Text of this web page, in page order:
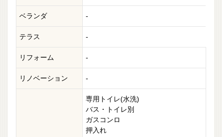
ベランダ -
テラス -
リフォーム -
リノベーション -
専用トイレ(水洗)
バス・トイレ別
ガスコンロ
押入れ